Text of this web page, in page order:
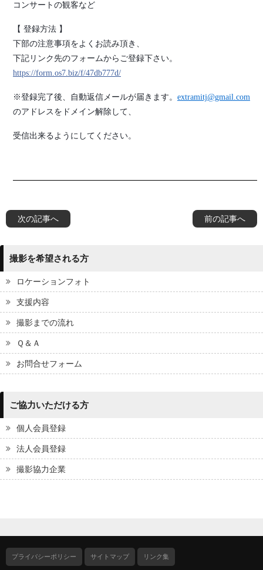
コンサートの観客など
【 登録方法 】
下部の注意事項をよくお読み頂き、
下記リンク先のフォームからご登録下さい。
https://form.os7.biz/f/47db777d/
※登録完了後、自動返信メールが届きます。 extramitj@gmail.com
のアドレスをドメイン解除して、
受信出来るようにしてください。
前の記事へ
次の記事へ
撮影を希望される方
ロケーションフォト
支援内容
撮影までの流れ
Ｑ＆Ａ
お問合せフォーム
ご協力いただける方
個人会員登録
法人会員登録
撮影協力企業
プライバシーポリシー サイトマップ リンク集